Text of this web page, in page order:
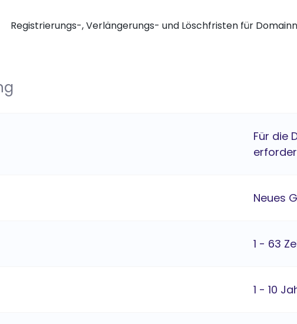
Registrierungs-, Verlängerungs- und Löschfristen für
Für die
Neues
1 - 63
1 - 10